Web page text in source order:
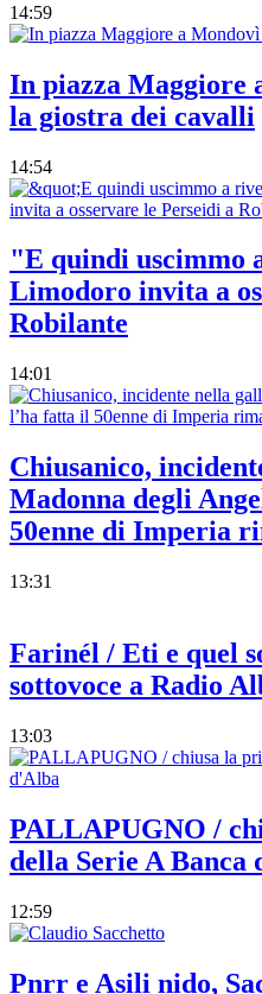
14:59
In piazza Maggiore
la giostra dei cavalli
14:54
"E quindi uscimmo
Limodoro invita a
Robilante
14:01
Chiusanico,
Madonna degli
50enne di Imperia
13:31
Farinél / Eti e quel
sottovoce a Radio
13:03
PALLAPUGNO /
della Serie A Banca
12:59
Pnrr e Asili nido,